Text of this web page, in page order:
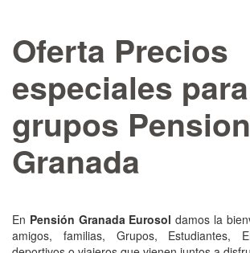
Oferta Precios
especiales para
grupos Pension
Granada
En Pensión Granada Eurosol damos la
amigos, familias, Grupos, Estudiantes,